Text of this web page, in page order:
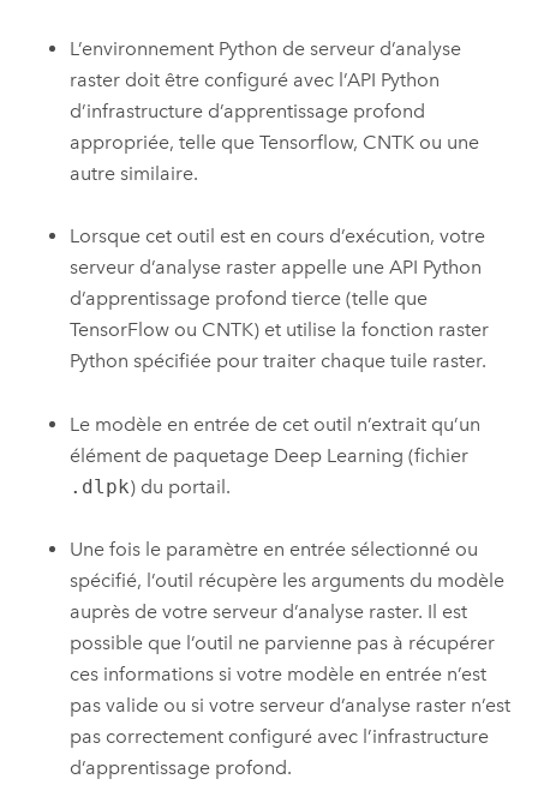
L’environnement Python de serveur d’analyse
raster doit être configuré avec l’API Python
d’infrastructure d’apprentissage profond
appropriée, telle que Tensorflow, CNTK ou une
autre similaire.
Lorsque cet outil est en cours d’exécution, votre
serveur d’analyse raster appelle une API Python
d’apprentissage profond tierce (telle que
TensorFlow ou CNTK) et utilise la fonction raster
Python spécifiée pour traiter chaque tuile raster.
Le modèle en entrée de cet outil n’extrait qu’un
élément de paquetage Deep Learning (fichier
.dlpk) du portail.
Une fois le paramètre en entrée sélectionné ou
spécifié, l’outil récupère les arguments du modèle
auprès de votre serveur d’analyse raster. Il est
possible que l’outil ne parvienne pas à récupérer
ces informations si votre modèle en entrée n’est
pas valide ou si votre serveur d’analyse raster n’est
pas correctement configuré avec l’infrastructure
d’apprentissage profond.